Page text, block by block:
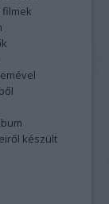
filmek
készült